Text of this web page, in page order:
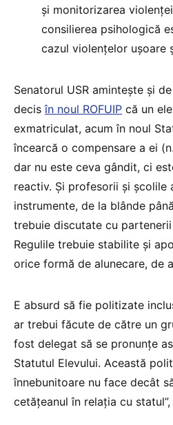
și monitorizarea
consilierea psihologică
cazul violențelor ușoare
Senatorul USR amintește și
decisîn noul ROFUIP că un
exmatriculat, acum în noul
încearcă o compensare a ei
dar nu este ceva gândit, ci
reactiv. Și profesorii și școlile
instrumente, de la blânde
trebuie discutate cu
Regulile trebuie stabilite și
orice formă de alunecare, de
E absurd să fie politizate
ar trebui făcute de către un
fost delegat să se pronunțe
Statutul Elevului. Această
înnebunitoare nu face decât
cetățeanul în relația cu